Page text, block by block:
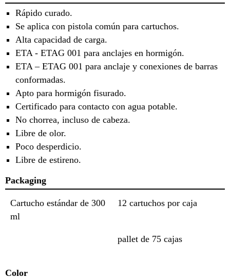
Rápido curado.
Se aplica con pistola común para cartuchos.
Alta capacidad de carga.
ETA - ETAG 001 para anclajes en hormigón.
ETA – ETAG 001 para anclaje y conexiones de barras
conformadas.
Apto para hormigón fisurado.
Certificado para contacto con agua potable.
No chorrea, incluso de cabeza.
Libre de olor.
Poco desperdicio.
Libre de estireno.
Packaging
Cartucho estándar de 300
ml
12 cartuchos por caja
pallet de 75 cajas
Color